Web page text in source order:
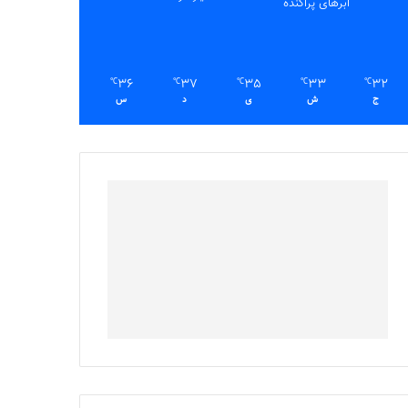
ابرهای پراکنده
32
℃
ج
33
℃
ش
35
℃
ی
37
℃
د
36
℃
س